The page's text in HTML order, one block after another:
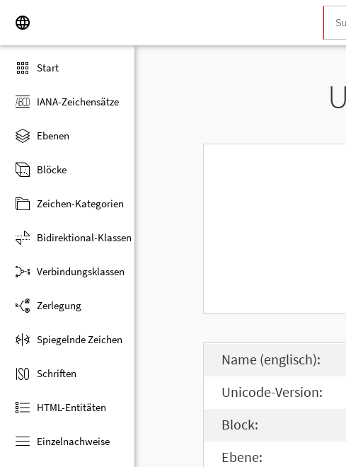
Start
IANA-Zeichensätze
Ebenen
Blöcke
Zeichen-Kategorien
Bidirektional-Klassen
Verbindungsklassen
Zerlegung
Spiegelnde Zeichen
Schriften
HTML-Entitäten
Einzelnachweise
Name (englisch):
Unicode-Version:
Block:
Ebene: